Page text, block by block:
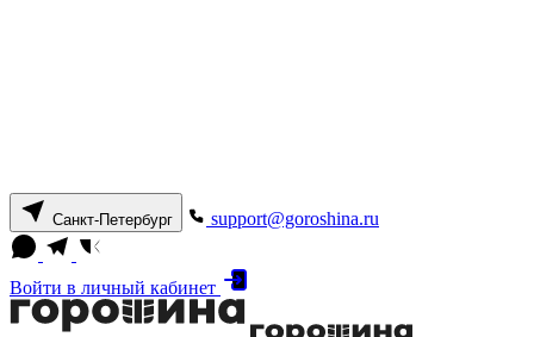
Санкт-Петербург support@goroshina.ru
Войти в личный кабинет